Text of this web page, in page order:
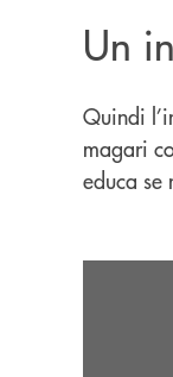
Un
Quindi
magari
educa se